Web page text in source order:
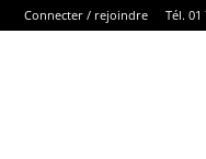
Connecter / rejoindre Tél. 01